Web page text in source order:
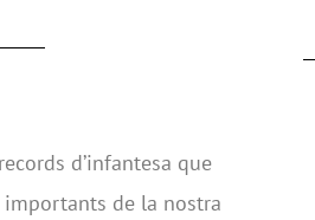
d’infantesa que
de la nostra